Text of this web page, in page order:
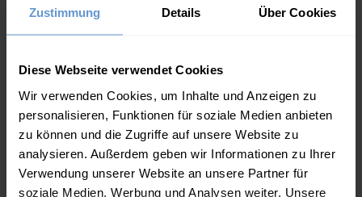
Zustimmung Details Über Cookies
Diese Webseite verwendet Cookies
Wir verwenden Cookies, um Inhalte und Anzeigen zu
personalisieren, Funktionen für soziale Medien anbieten
zu können und die Zugriffe auf unsere Website zu
analysieren. Außerdem geben wir Informationen zu Ihrer
Verwendung unserer Website an unsere Partner für
soziale Medien, Werbung und Analysen weiter. Unsere
Mit freundlichen Grüßen,
Eine der beliebtesten Strickjacken bei WoolOvers:
Die Knöpfe passen zu den modernen Farben. Einfach zum
Drüberziehen und an kühleren Tagen leicht mit anderen
Stücken kombinierbar.
Ein WoolOvers-Klassiker, der niemals aus der Mode